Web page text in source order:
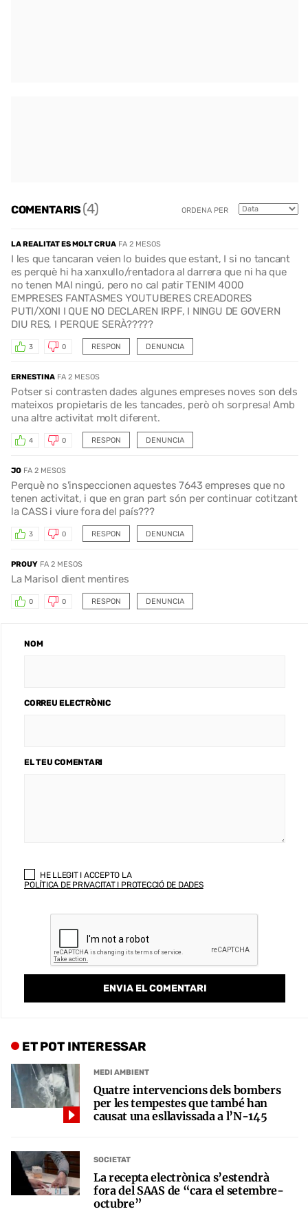
COMENTARIS(4) ORDENA PER
LA REALITAT ES MOLT CRUA FA 2 MESOS
I les que tancaran veien lo buides que estant, I si no tancant
es perquè hi ha xanxullo/rentadora al darrera que ni ha que
no tenen MAI ningú, pero no cal patir TENIM 4000
EMPRESES FANTASMES YOUTUBERES CREADORES
PUTI/XONI I QUE NO DECLAREN IRPF, I NINGU DE GOVERN
DIU RES, I PERQUE SERÀ?????
RESPON
3 0 DENUNCIA
ERNESTINA FA 2 MESOS
Potser si contrasten dades algunes empreses noves son dels
mateixos propietaris de les tancades, però oh sorpresa! Amb
una altre activitat molt diferent.
RESPON
4 0 DENUNCIA
JO FA 2 MESOS
Perquè no s'inspeccionen aquestes 7643 empreses que no
tenen activitat, i que en gran part són per continuar cotitzant
la CASS i viure fora del país???
RESPON
3 0 DENUNCIA
PROUY FA 2 MESOS
La Marisol dient mentires
RESPON
0 0 DENUNCIA
NOM
CORREU ELECTRÒNIC
EL TEU COMENTARI
HE LLEGIT I ACCEPTO LA
POLÍTICA DE PRIVACITAT I PROTECCIÓ DE DADES
ET POT INTERESSAR
MEDI AMBIENT
Quatre intervencions dels bombers
per les tempestes que també han
causat una esllavissada a l’N-145
SOCIETAT
La recepta electrònica s’estendrà
fora del SAAS de “cara el setembre-
octubre”